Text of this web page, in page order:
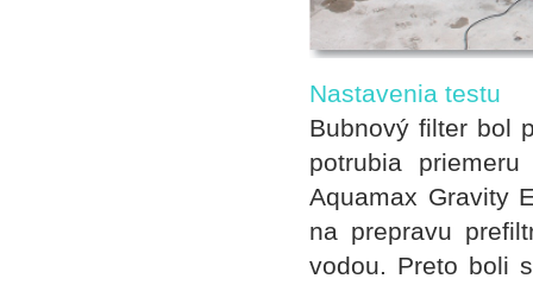
Nastavenia testu
Bubnový filter bol
potrubia
Aquamax Gravity
na prepravu
vodou. Preto boli